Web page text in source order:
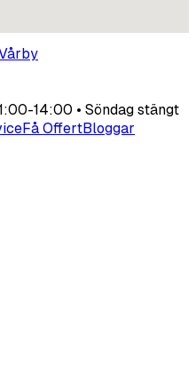
14:00 • Söndag stängt
Få OffertBloggar